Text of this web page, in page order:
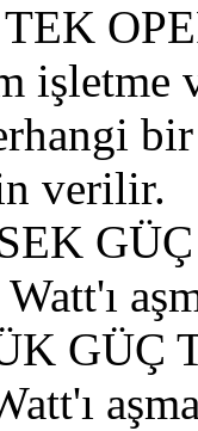
işletme
verilir.
GÜÇ